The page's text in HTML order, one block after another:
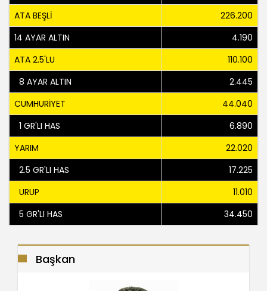
ATA BEŞLİ
226.200
14 AYAR ALTIN
4.190
ATA 2.5'LU
110.100
8 AYAR ALTIN
2.445
CUMHURİYET
44.040
1 GR'LI HAS
6.890
YARIM
22.020
2.5 GR'LI HAS
17.225
URUP
11.010
5 GR'LI HAS
34.450
Başkan